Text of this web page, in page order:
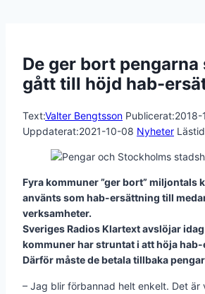
De ger bort pengarna
gått till höjd hab-
Text:Valter Bengtsson Publicerat:2018-
Uppdaterat:2021-10-08 Nyheter
Fyra kommuner ”ger bort” miljontals
använts som hab-ersättning till
verksamheter.
Sveriges Radios Klartext avslöjar
kommuner har struntat i att höja
Därför måste de betala tillbaka
– Jag blir förbannad helt enkelt. Det är